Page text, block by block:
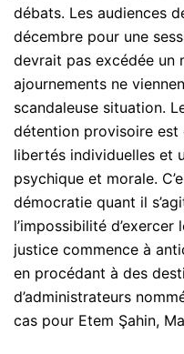
débats. Les audiences
décembre pour une
devrait pas excédée un
ajournements ne
scandaleuse situation.
détention provisoire est
libertés individuelles et
psychique et morale.
démocratie quant il
l’impossibilité
justice commence à
en procédant à des
d’administrateurs
cas pour Etem Şahin,